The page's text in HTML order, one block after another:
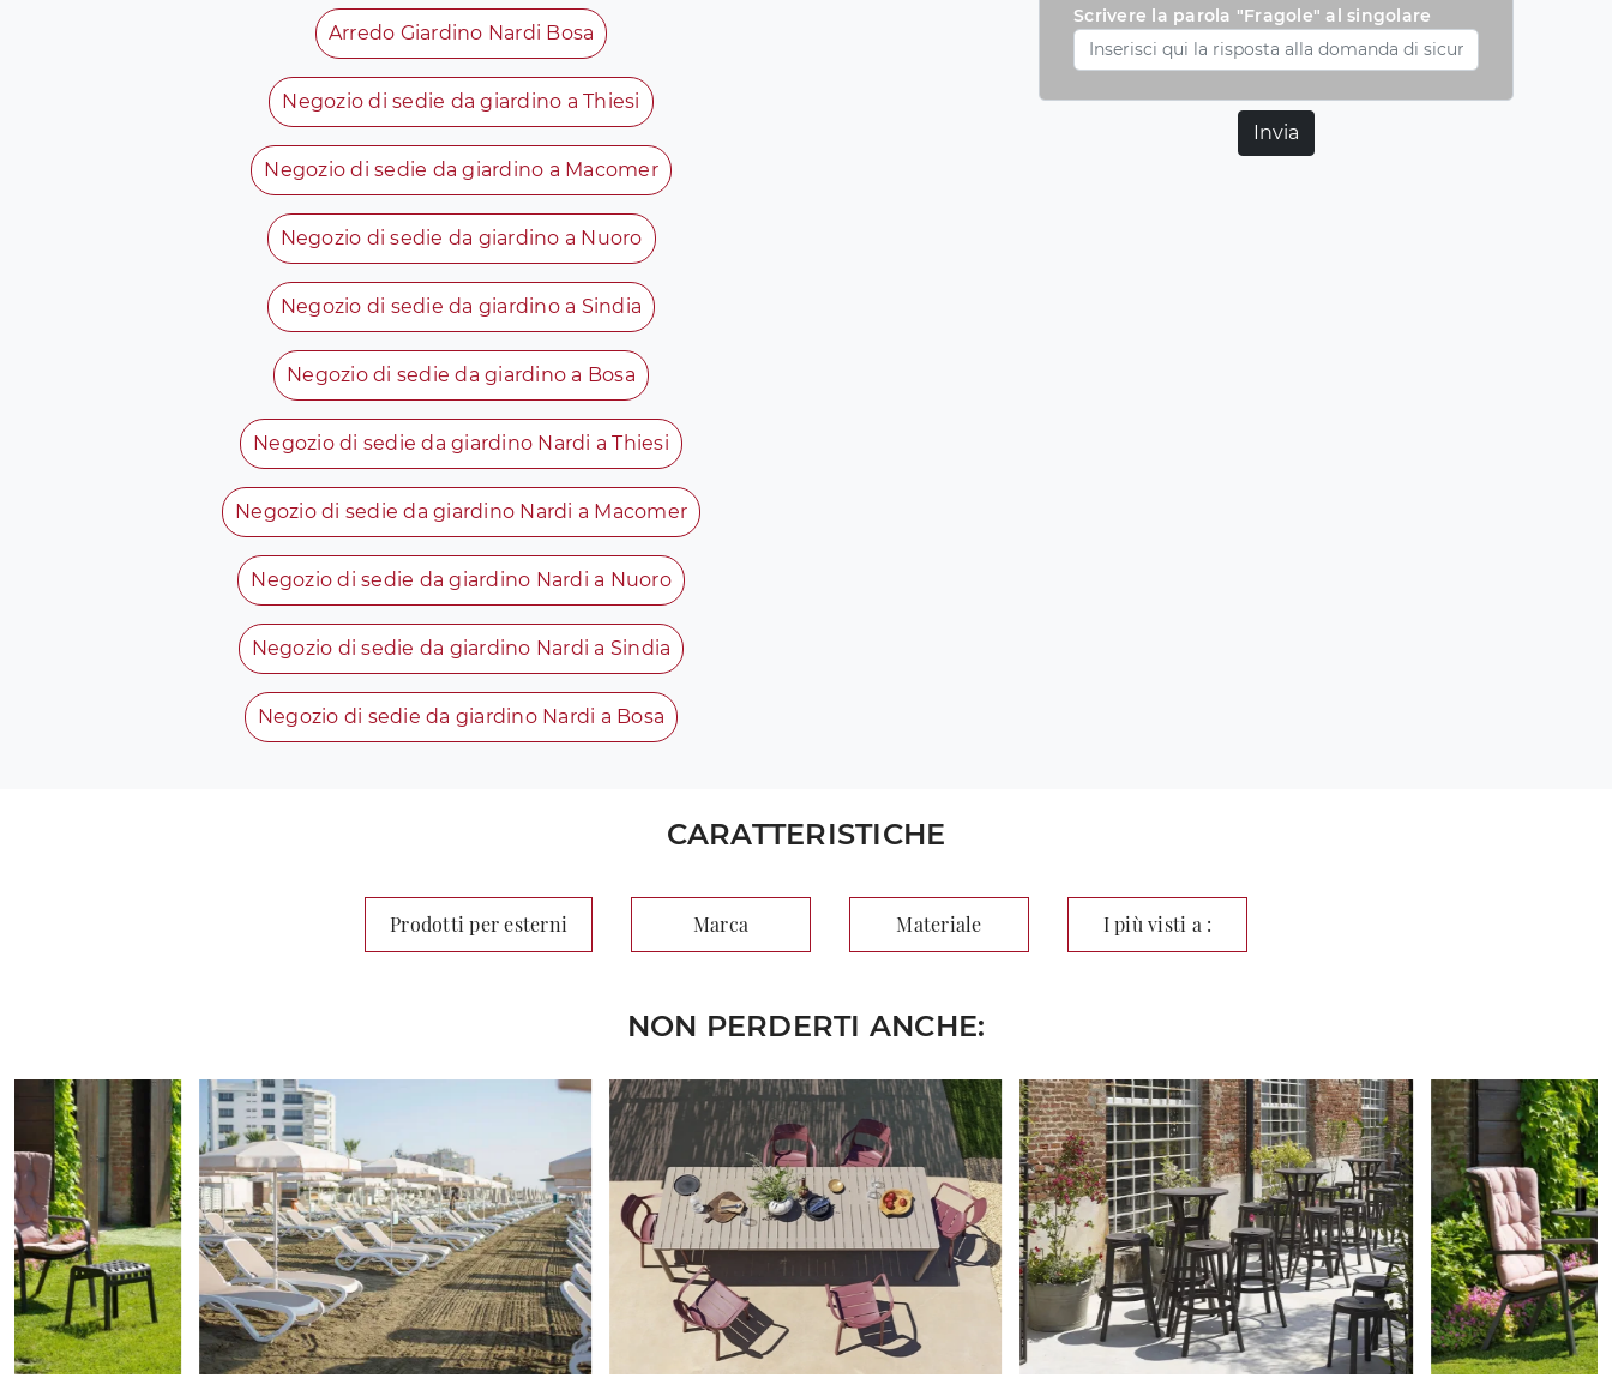
Arredo Giardino Nardi Bosa
Negozio di sedie da giardino a Thiesi
Negozio di sedie da giardino a Macomer
Negozio di sedie da giardino a Nuoro
Negozio di sedie da giardino a Sindia
Negozio di sedie da giardino a Bosa
Negozio di sedie da giardino Nardi a Thiesi
Negozio di sedie da giardino Nardi a Macomer
Negozio di sedie da giardino Nardi a Nuoro
Negozio di sedie da giardino Nardi a Sindia
Negozio di sedie da giardino Nardi a Bosa
Scrivere la parola "Fragole" al singolare
Invia
CARATTERISTICHE
Prodotti per esterni Marca Materiale I più visti a :
NON PERDERTI ANCHE: